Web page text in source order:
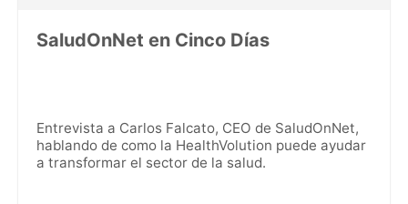
SaludOnNet en Cinco Días
Entrevista a Carlos Falcato, CEO de SaludOnNet,
hablando de como la HealthVolution puede ayudar
a transformar el sector de la salud.